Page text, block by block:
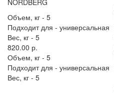
Объем, кг - 5
Подходит для - универсальная
Вес, кг - 5
820.00 р.
Объем, кг - 5
Подходит для - универсальная
Вес, кг - 5